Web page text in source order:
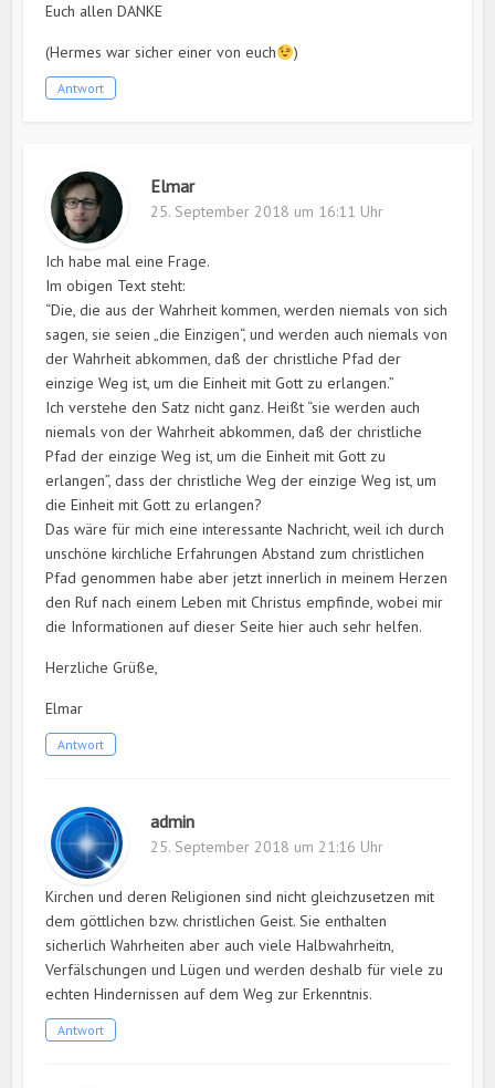
Euch allen DANKE
(Hermes war sicher einer von euch )
Antwort
Elmar
25. September 2018 um 16:11 Uhr
Ich habe mal eine Frage.
Im obigen Text steht:
“Die, die aus der Wahrheit kommen, werden niemals von sich
sagen, sie seien „die Einzigen“, und werden auch niemals von
der Wahrheit abkommen, daß der christliche Pfad der
einzige Weg ist, um die Einheit mit Gott zu erlangen.”
Ich verstehe den Satz nicht ganz. Heißt “sie werden auch
niemals von der Wahrheit abkommen, daß der christliche
Pfad der einzige Weg ist, um die Einheit mit Gott zu
erlangen”, dass der christliche Weg der einzige Weg ist, um
die Einheit mit Gott zu erlangen?
Das wäre für mich eine interessante Nachricht, weil ich durch
unschöne kirchliche Erfahrungen Abstand zum christlichen
Pfad genommen habe aber jetzt innerlich in meinem Herzen
den Ruf nach einem Leben mit Christus empfinde, wobei mir
die Informationen auf dieser Seite hier auch sehr helfen.
Herzliche Grüße,
Elmar
Antwort
admin
25. September 2018 um 21:16 Uhr
Kirchen und deren Religionen sind nicht gleichzusetzen mit
dem göttlichen bzw. christlichen Geist. Sie enthalten
sicherlich Wahrheiten aber auch viele Halbwahrheitn,
Verfälschungen und Lügen und werden deshalb für viele zu
echten Hindernissen auf dem Weg zur Erkenntnis.
Antwort